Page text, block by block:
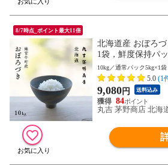
8/7時点_ポイント最大11倍
北海道産 おぼろ
1袋，鮮度保持パ
年産 送料無料
10kg／通常パック5kg×1
5.0 (1
9,080円 送料込み
84
丸吉 茅野商店 北海